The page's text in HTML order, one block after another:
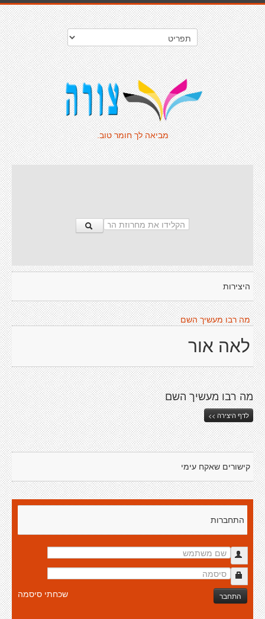
מביאה לך חומר טוב.
היצירות
מה רבו מעשיך השם
לאה אור
מה רבו מעשיך השם
לדף היצירה >>
קישורים שאקח עימי
התחברות
התחבר שכחתי סיסמה